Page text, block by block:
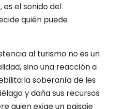
es el sonido del
quién puede
al turismo no es un
sino una reacción a
la soberanía de les
y daña sus recursos
quien exige un paisaje